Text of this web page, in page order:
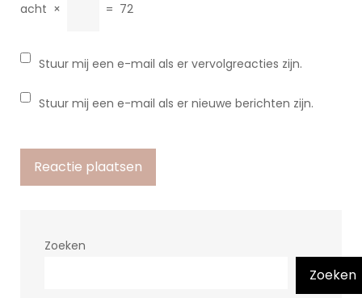
acht × = 72
Stuur mij een e-mail als er vervolgreacties zijn.
Stuur mij een e-mail als er nieuwe berichten zijn.
Zoeken
Zoeken